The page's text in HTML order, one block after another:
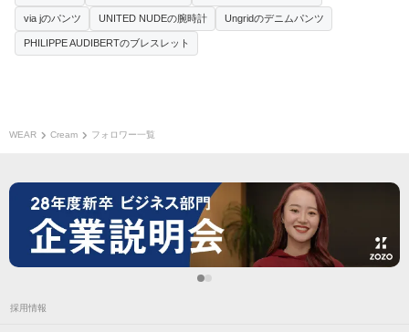
via jのパンツ UNITED NUDEの腕時計 Ungridのデニムパンツ
PHILIPPE AUDIBERTのブレスレット
WEAR Cream フォロワー一覧
採用情報